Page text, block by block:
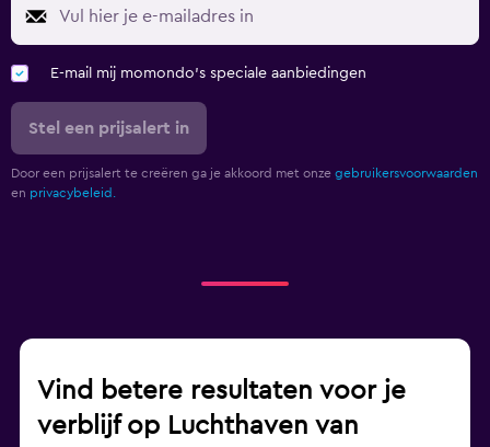
E-mail mij momondo's speciale aanbiedingen
Stel een prijsalert in
Door een prijsalert te creëren ga je akkoord met onze gebruikersvoorwaarden
en privacybeleid.
Vind betere resultaten voor je
verblijf op Luchthaven van